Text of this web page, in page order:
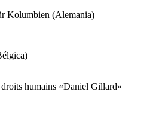
Kolumbien (Alemania)
humains «Daniel Gillard»